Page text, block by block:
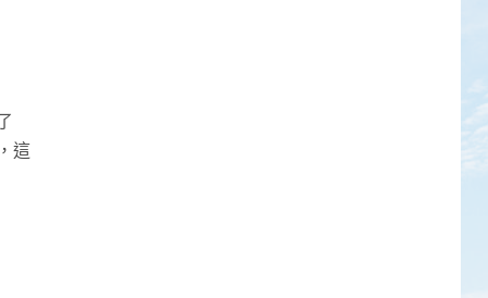
這